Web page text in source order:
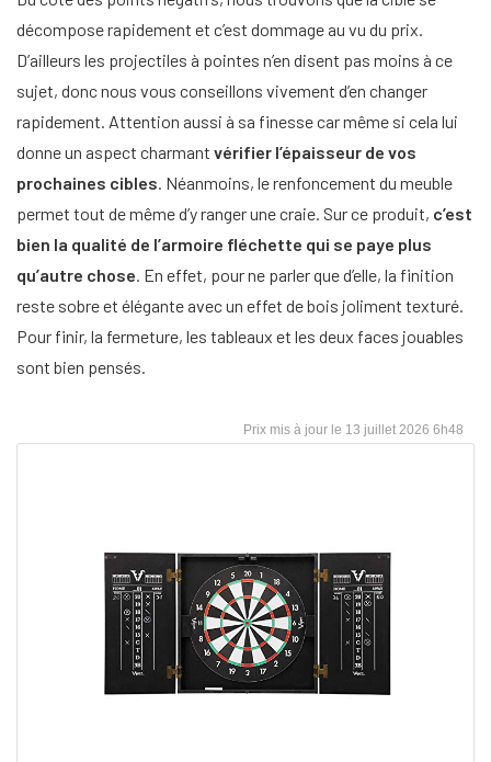
décompose rapidement et c’est dommage au vu du prix.
D’ailleurs les projectiles à pointes n’en disent pas moins à ce
sujet, donc nous vous conseillons vivement d’en changer
rapidement. Attention aussi à sa finesse car même si cela lui
donne un aspect charmant vérifier l’épaisseur de vos
prochaines cibles. Néanmoins, le renfoncement du meuble
permet tout de même d’y ranger une craie. Sur ce produit, c’est
bien la qualité de l’armoire fléchette qui se paye plus
qu’autre chose. En effet, pour ne parler que d’elle, la finition
reste sobre et élégante avec un effet de bois joliment texturé.
Pour finir, la fermeture, les tableaux et les deux faces jouables
sont bien pensés.
13 juillet 2026 6h48